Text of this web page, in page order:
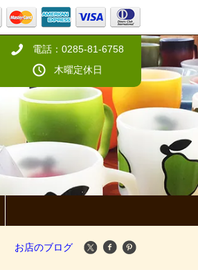
電話：0285-81-6758
木曜定休日
お店のブログ